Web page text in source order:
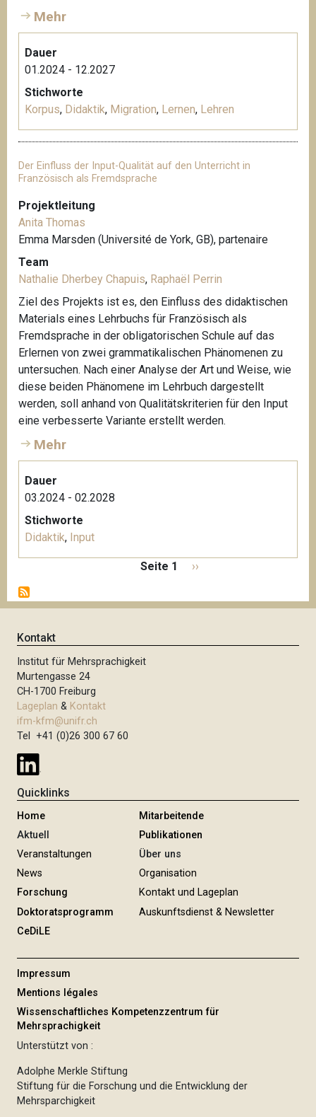
n
Mehr
Dauer
01.2024 - 12.2027
Stichworte
Korpus, Didaktik, Migration, Lernen, Lehren
Der Einfluss der Input-Qualität auf den Unterricht in
Französisch als Fremdsprache
Projektleitung
Anita Thomas
Emma Marsden (Université de York, GB), partenaire
Team
Nathalie Dherbey Chapuis, Raphaël Perrin
Ziel des Projekts ist es, den Einfluss des didaktischen
Materials eines Lehrbuchs für Französisch als
Fremdsprache in der obligatorischen Schule auf das
Erlernen von zwei grammatikalischen Phänomenen zu
untersuchen. Nach einer Analyse der Art und Weise, wie
diese beiden Phänomene im Lehrbuch dargestellt
werden, soll anhand von Qualitätskriterien für den Input
eine verbesserte Variante erstellt werden.
Mehr
Dauer
03.2024 - 02.2028
Stichworte
Didaktik, Input
i
t
n
n
u
m
m
e
r
i
e
u
n
g
Seite 1
N
c
››
Kontakt
Institut für Mehrsprachigkeit
Murtengasse 24
CH-1700 Freiburg
Lageplan & Kontakt
ifm-kfm@unifr.ch
Tel +41 (0)26 300 67 60
Quicklinks
Home
Aktuell
Veranstaltungen
News
Forschung
Doktoratsprogramm
CeDiLE
Mitarbeitende
Publikationen
Über uns
Organisation
Kontakt und Lageplan
Auskunftsdienst & Newsletter
Impressum
Mentions légales
Wissenschaftliches Kompetenzzentrum für
Mehrsprachigkeit
Unterstützt von :
Adolphe Merkle Stiftung
Stiftung für die Forschung und die Entwicklung der
Mehrsparchigkeit